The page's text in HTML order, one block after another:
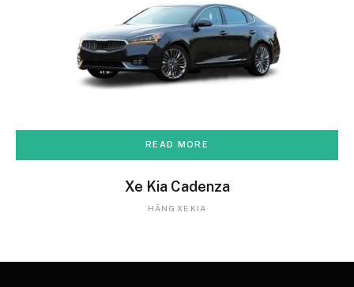
READ MORE
Xe Kia Cadenza
HÃNG XE KIA